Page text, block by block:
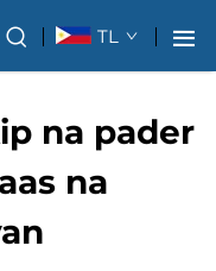
TL
na pader
na